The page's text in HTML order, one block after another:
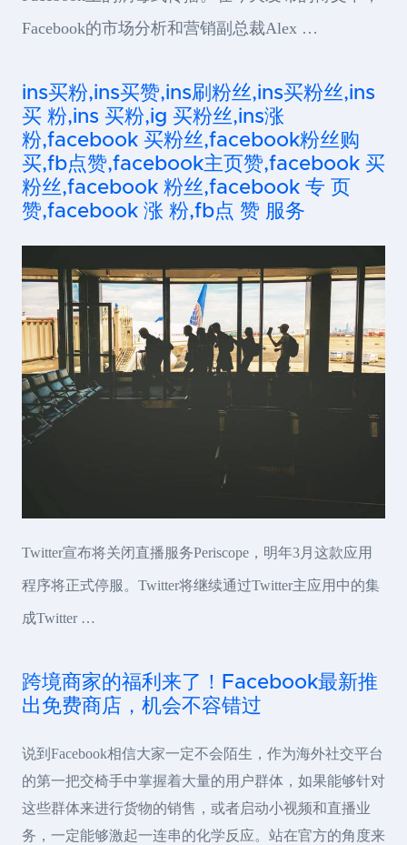
Facebook的市场分析和营销副总裁Alex …
ins买粉,ins买赞,ins刷粉丝,ins买粉丝,ins
买 粉,ins 买粉,ig 买粉丝,ins涨
粉,facebook 买粉丝,facebook粉丝购
买,fb点赞,facebook主页赞,facebook 买
粉丝,facebook 粉丝,facebook 专 页
赞,facebook 涨 粉,fb点 赞 服务
Twitter宣布将关闭直播服务Periscope，明年3月这款应用
程序将正式停服。Twitter将继续通过Twitter主应用中的集
成Twitter …
跨境商家的福利来了！Facebook最新推
出免费商店，机会不容错过
说到Facebook相信大家一定不会陌生，作为海外社交平台
的第一把交椅手中掌握着大量的用户群体，如果能够针对
这些群体来进行货物的销售，或者启动小视频和直播业
务，一定能够激起一连串的化学反应。站在官方的角度来